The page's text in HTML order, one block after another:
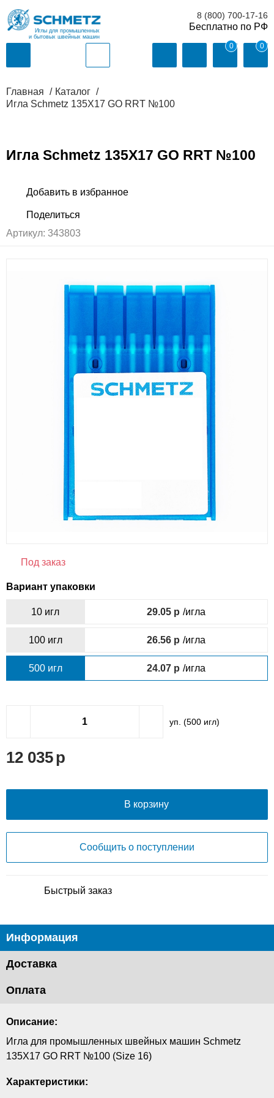
Иглы для промышленных
и бытовых швейных машин
8 (800) 700-17-16
0 0
Главная
Каталог
Игла Schmetz 135X17 GO RRT №100
Игла Schmetz 135X17 GO RRT №100
Артикул: 343803
Под заказ
Вариант упаковки
10 игл 29.05 /игла
100 игл 26.56 /игла
500 игл 24.07 /игла
уп. (500игл)
12 035
В корзину
Сообщить о поступлении
Быстрый заказ
Информация
Доставка
Оплата
Описание:
Игла для промышленных швейных машин Schmetz
135X17 GO RRT №100 (Size 16)
Характеристики: